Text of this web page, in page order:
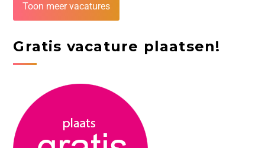
Toon meer vacatures
Gratis vacature plaatsen!